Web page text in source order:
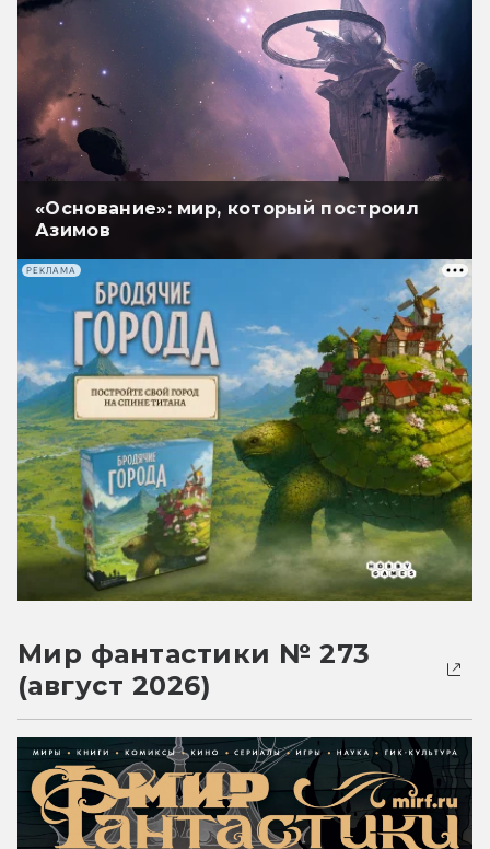
«Основание»: мир, который построил
Азимов
РЕКЛАМА
Мир фантастики № 273
(август 2026)